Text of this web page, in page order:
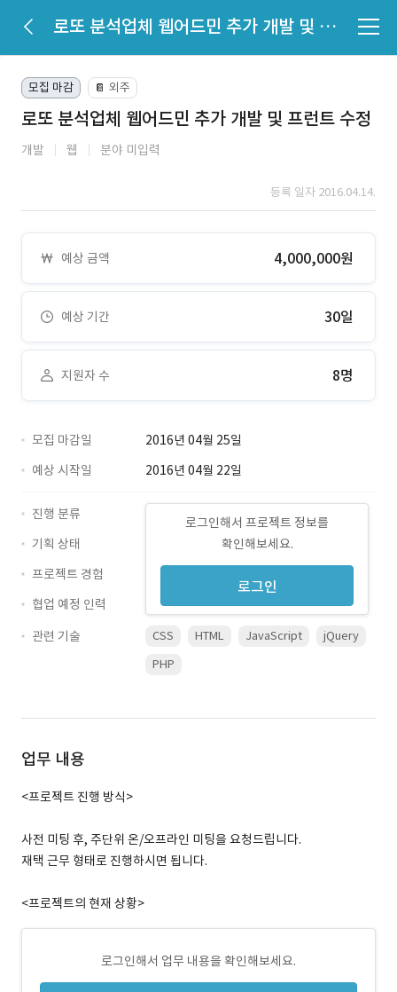
로또 분석업체 웹어드민 추가 개발 및 프런트 수정
모집 마감 📔 외주
로또 분석업체 웹어드민 추가 개발 및 프런트 수정
개발 웹 분야 미입력
등록 일자 2016.04.14.
예상 금액 4,000,000원
예상 기간 30일
지원자 수 8명
모집 마감일
2016년 04월 25일
예상 시작일
2016년 04월 22일
로그인해서 프로젝트 정보를
확인해보세요.
로그인
진행 분류
기획 상태
프로젝트 경험
협업 예정 인력
관련 기술
CSS HTML JavaScript
jQuery
PHP
업무 내용
<프로젝트 진행 방식>
사전 미팅 후, 주단위 온/오프라인 미팅을 요청드립니다.
재택 근무 형태로 진행하시면 됩니다.
<프로젝트의 현재 상황>
로그인해서 업무 내용을 확인해보세요.